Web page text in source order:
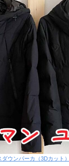
ダウンパーカ（3Dカット